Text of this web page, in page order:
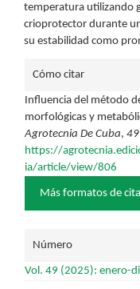
temperatura utilizando
crioprotector durante
su estabilidad como
Detalles
del
artículo
Cómo citar
Influencia del método
morfológicas y
Agrotecnia De Cuba, 49
https://
ia/article/view/806
Más formatos de cita
Número
Vol. 49 (2025): enero-